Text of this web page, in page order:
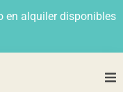
en alquiler disponibles